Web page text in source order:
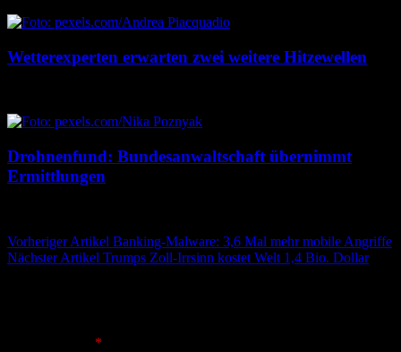
Wetterexperten erwarten zwei weitere Hitzewellen
Drohnenfund: Bundesanwaltschaft übernimmt
Ermittlungen
Beitragsnavigation
Vorheriger Artikel Banking-Malware: 3,6 Mal mehr mobile Angriffe
Nächster Artikel Trumps Zoll-Irrsinn kostet Welt 1,4 Bio. Dollar
*